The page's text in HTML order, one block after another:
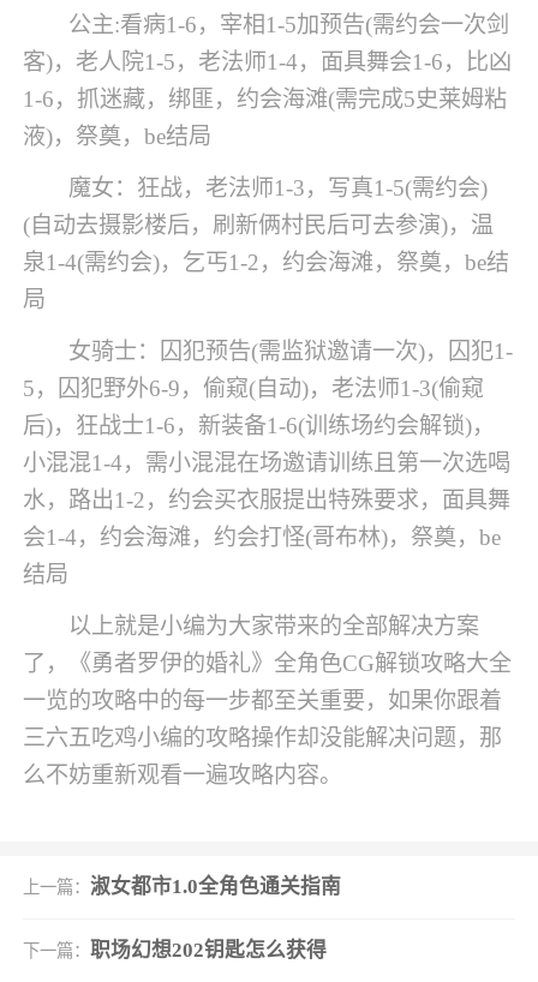
公主:看病1-6，宰相1-5加预告(需约会一次剑
客)，老人院1-5，老法师1-4，面具舞会1-6，比凶
1-6，抓迷藏，绑匪，约会海滩(需完成5史莱姆粘
液)，祭奠，be结局
魔女：狂战，老法师1-3，写真1-5(需约会)
(自动去摄影楼后，刷新俩村民后可去参演)，温
泉1-4(需约会)，乞丐1-2，约会海滩，祭奠，be结
局
女骑士：囚犯预告(需监狱邀请一次)，囚犯1-
5，囚犯野外6-9，偷窥(自动)，老法师1-3(偷窥
后)，狂战士1-6，新装备1-6(训练场约会解锁)，
小混混1-4，需小混混在场邀请训练且第一次选喝
水，路出1-2，约会买衣服提出特殊要求，面具舞
会1-4，约会海滩，约会打怪(哥布林)，祭奠，be
结局
以上就是小编为大家带来的全部解决方案
了，《勇者罗伊的婚礼》全角色CG解锁攻略大全
一览的攻略中的每一步都至关重要，如果你跟着
三六五吃鸡小编的攻略操作却没能解决问题，那
么不妨重新观看一遍攻略内容。
上一篇：淑女都市1.0全角色通关指南
下一篇：职场幻想202钥匙怎么获得